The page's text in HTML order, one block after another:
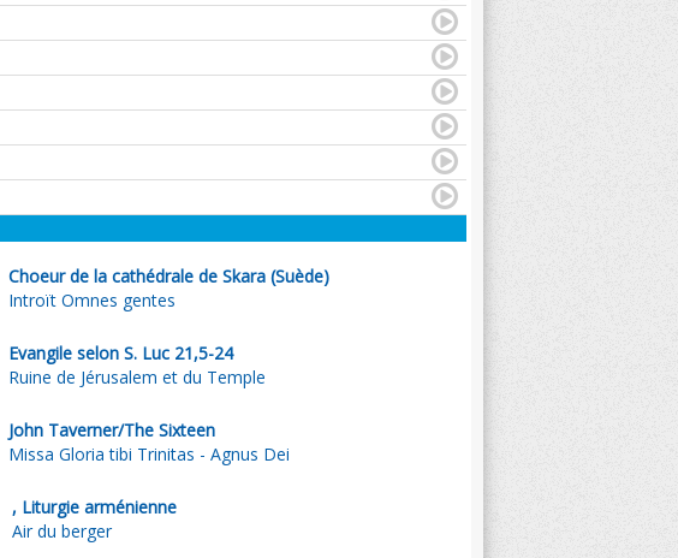
Choeur de la cathédrale de Skara (Suède)
Introït Omnes gentes
Evangile selon S. Luc 21,5-24
Ruine de Jérusalem et du Temple
John Taverner/The Sixteen
Missa Gloria tibi Trinitas - Agnus Dei
, Liturgie arménienne
Air du berger